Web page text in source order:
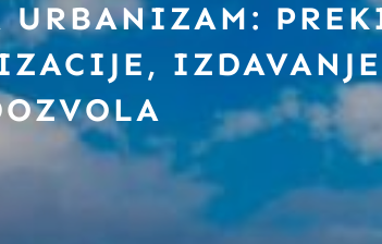
URBANIZAM: